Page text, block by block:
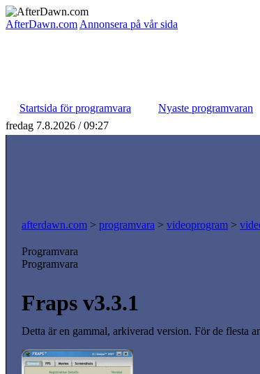
AfterDawn.com Annonsera på vår sida
Startsida för programvara
Nyaste programvaran
fredag 7.8.2026 / 09:27
afterdawn.com > programvara > videoprogram >
Programvara
Programvara
Fraps v3.3.1
Detta är en gammal, arkiverad version. För de flesta